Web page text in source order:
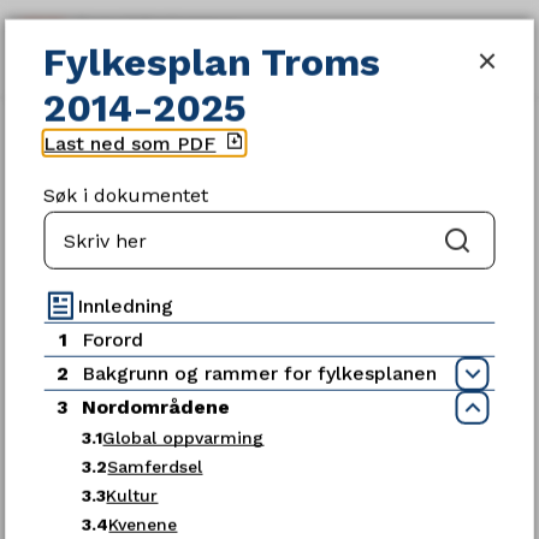
MENY
DuGjeldende planer og strategier
Servicetorget
Telefon
77 78 80 00
Telefontid
Mandag - fredag kl. 09:00-15:00
Fylkesplan Troms 2014-2025
Fylkesplan Troms
2014-2025
Last ned som PDF
Søk i dokumentet
Søk
Innledning
1
Forord
2
Bakgrunn og rammer for fylkesplanen
3 Nordområdene Lukk
3.1Global oppvarming
3.2Samferdsel
3.3Kultur
3.4Kvenene